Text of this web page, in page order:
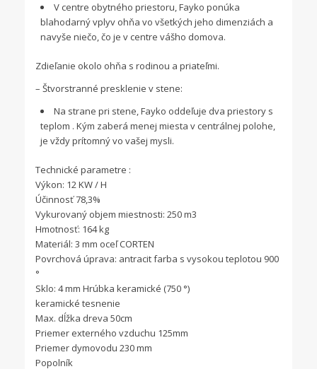
V centre obytného priestoru, Fayko ponúka
blahodarný vplyv ohňa vo všetkých jeho dimenziách a
navyše niečo, čo je v centre vášho domova.
Zdieľanie okolo ohňa s rodinou a priateľmi.
– Štvorstranné presklenie v stene:
Na strane pri stene, Fayko oddeľuje dva priestory s
teplom . Kým zaberá menej miesta v centrálnej polohe,
je vždy prítomný vo vašej mysli.
Technické parametre :
Výkon: 12 KW / H
Účinnosť 78,3%
Vykurovaný objem miestnosti: 250 m3
Hmotnosť: 164 kg
Materiál: 3 mm oceľ CORTEN
Povrchová úprava: antracit farba s vysokou teplotou 900
°
Sklo: 4 mm Hrúbka keramické (750 °)
keramické tesnenie
Max. dĺžka dreva 50cm
Priemer externého vzduchu 125mm
Priemer dymovodu 230 mm
Popolník